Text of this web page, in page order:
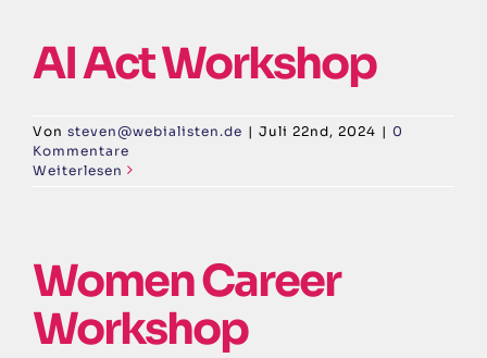
AI Act Workshop
Von steven@webialisten.de | Juli 22nd, 2024 | 0
Kommentare
Weiterlesen
Women Career
Workshop